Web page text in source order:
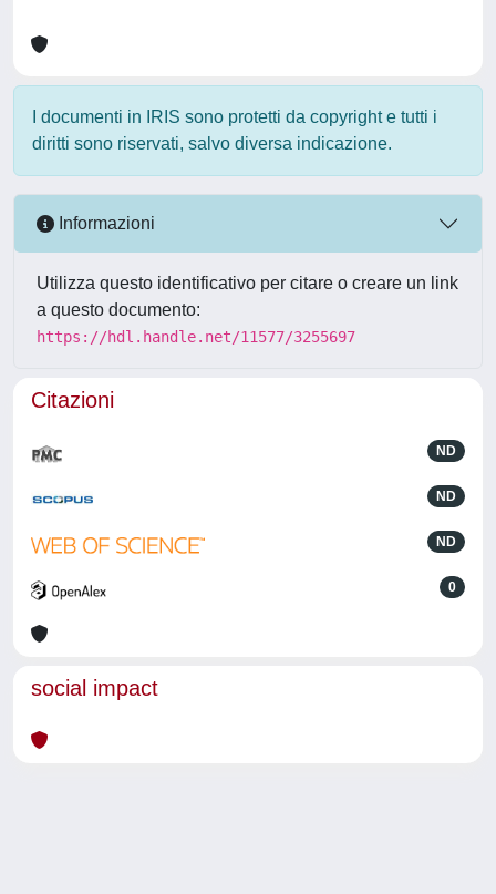
I documenti in IRIS sono protetti da copyright e tutti i
diritti sono riservati, salvo diversa indicazione.
Informazioni
Utilizza questo identificativo per citare o creare un link
a questo documento:
https://hdl.handle.net/11577/3255697
Citazioni
ND
ND
ND
0
social impact